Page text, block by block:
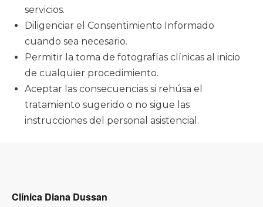
servicios.
Diligenciar el Consentimiento Informado
cuando sea necesario.
Permitir la toma de fotografías clínicas al inicio
de cualquier procedimiento.
Aceptar las consecuencias si rehúsa el
tratamiento sugerido o no sigue las
instrucciones del personal asistencial.
Clínica Diana Dussan